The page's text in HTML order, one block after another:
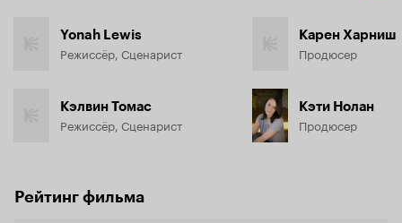
Yonah Lewis
Режиссёр, Сценарист
Кэлвин Томас
Режиссёр, Сценарист
Карен Харниш
Продюсер
Кэти Нолан
Продюсер
Рейтинг фильма